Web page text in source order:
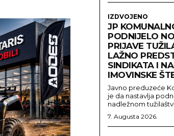
IZDVOJENO
JP
PODNIJELO
PRIJAVE
LAŽNO
SINDIKATA I
IMOVINSKE
Javno preduzeće
je da nastavlja
nadležnom tužilaštvu
7. Augusta 2026.